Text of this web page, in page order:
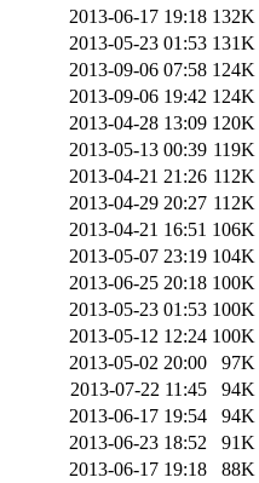
2013-06-17 19:18 132K
2013-05-23 01:53 131K
2013-09-06 07:58 124K
2013-09-06 19:42 124K
2013-04-28 13:09 120K
2013-05-13 00:39 119K
2013-04-21 21:26 112K
2013-04-29 20:27 112K
2013-04-21 16:51 106K
2013-05-07 23:19 104K
2013-06-25 20:18 100K
2013-05-23 01:53 100K
2013-05-12 12:24 100K
2013-05-02 20:00
97K
2013-07-22 11:45
94K
2013-06-17 19:54
94K
2013-06-23 18:52
91K
2013-06-17 19:18
88K